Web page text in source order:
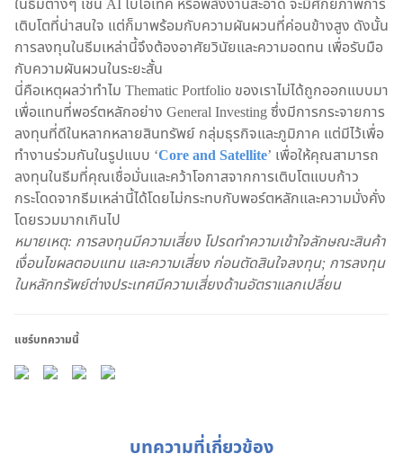
ในธีมต่างๆ เช่น AI ไบโอเทค หรือพลังงานสะอาด จะมีศักยภาพการ
เติบโตที่น่าสนใจ แต่ก็มาพร้อมกับความผันผวนที่ค่อนข้างสูง ดังนั้น
การลงทุนในธีมเหล่านี้จึงต้องอาศัยวินัยและความอดทน เพื่อรับมือ
กับความผันผวนในระยะสั้น
นี่คือเหตุผลว่าทำไม Thematic Portfolio ของเราไม่ได้ถูกออกแบบมา
เพื่อแทนที่พอร์ตหลักอย่าง General Investing ซึ่งมีการกระจายการ
ลงทุนที่ดีในหลากหลายสินทรัพย์ กลุ่มธุรกิจและภูมิภาค แต่มีไว้เพื่อ
ทำงานร่วมกันในรูปแบบ ‘Core and Satellite’ เพื่อให้คุณสามารถ
ลงทุนในธีมที่คุณเชื่อมั่นและคว้าโอกาสจากการเติบโตแบบก้าว
กระโดดจากธีมเหล่านี้ได้โดยไม่กระทบกับพอร์ตหลักและความมั่งคั่ง
โดยรวมมากเกินไป
หมายเหตุ: การลงทุนมีความเสี่ยง โปรดทำความเข้าใจลักษณะสินค้า
เงื่อนไขผลตอบแทน และความเสี่ยง ก่อนตัดสินใจลงทุน; การลงทุน
ในหลักทรัพย์ต่างประเทศมีความเสี่ยงด้านอัตราแลกเปลี่ยน
แชร์บทความนี้
บทความที่เกี่ยวข้อง